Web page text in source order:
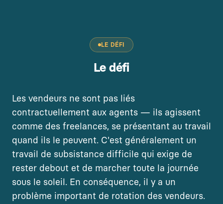
LE DÉFI
Le défi
Les vendeurs ne sont pas liés
contractuellement aux agents — ils agissent
comme des freelances, se présentant au travail
quand ils le peuvent. C'est généralement un
travail de subsistance difficile qui exige de
rester debout et de marcher toute la journée
sous le soleil. En conséquence, il y a un
problème important de rotation des vendeurs.